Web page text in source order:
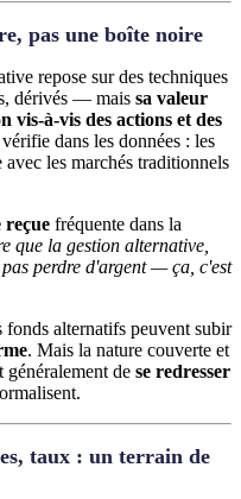
pas une boîte noire
repose sur des techniques
dérivés — mais sa valeur
vis-à-vis des actions et des
dans les données : les
les marchés traditionnels
reçue fréquente dans la
que la gestion alternative,
perdre d'argent — ça, c'est
alternatifs peuvent subir
. Mais la nature couverte et
généralement de se redresser
taux : un terrain de